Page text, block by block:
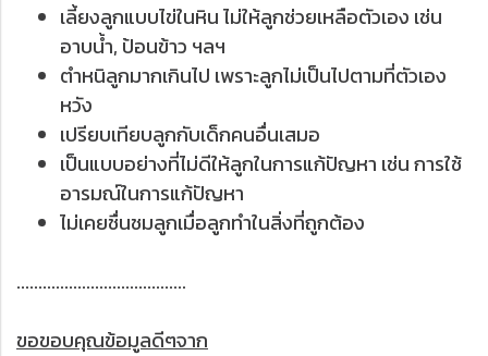
เลี้ยงลูกแบบไข่ในหิน ไม่ให้ลูกช่วยเหลือตัวเอง เช่น
อาบน้ำ, ป้อนข้าว ฯลฯ
ตำหนิลูกมากเกินไป เพราะลูกไม่เป็นไปตามที่ตัวเอง
หวัง
เปรียบเทียบลูกกับเด็กคนอื่นเสมอ
เป็นแบบอย่างที่ไม่ดีให้ลูกในการแก้ปัญหา เช่น การใช้
อารมณ์ในการแก้ปัญหา
ไม่เคยชื่นชมลูกเมื่อลูกทำในสิ่งที่ถูกต้อง
.......................................
ขอขอบคุณข้อมูลดีๆจาก